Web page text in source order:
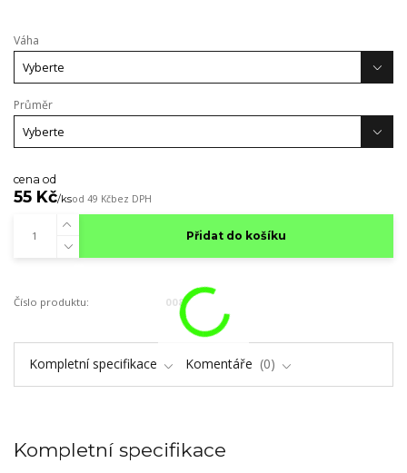
Váha
Průměr
cena od
55 Kč/ksod 49 Kčbez DPH
Přidat do košíku
Číslo produktu: 008
Kompletní specifikace Komentáře 0
Kompletní specifikace